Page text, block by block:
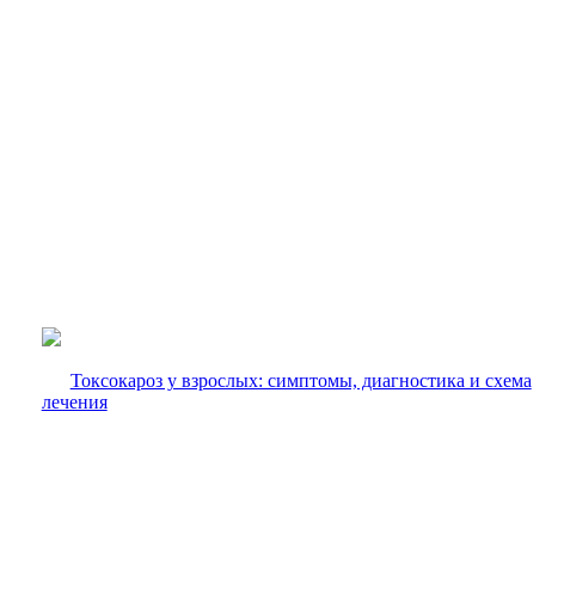
Токсокароз у взрослых: симптомы, диагностика и схема
лечения